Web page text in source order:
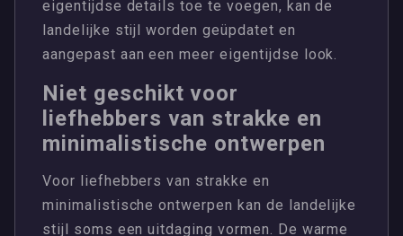
eigentijdse details toe te voegen, kan de
landelijke stijl worden geüpdatet en
aangepast aan een meer eigentijdse look.
Niet geschikt voor
liefhebbers van strakke en
minimalistische ontwerpen
Voor liefhebbers van strakke en
minimalistische ontwerpen kan de landelijke
stijl soms een uitdaging vormen. De warme